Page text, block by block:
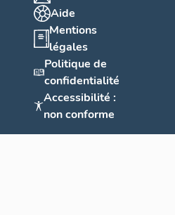
Aide
Mentions
légales
Politique de
confidentialité
Accessibilité :
non conforme